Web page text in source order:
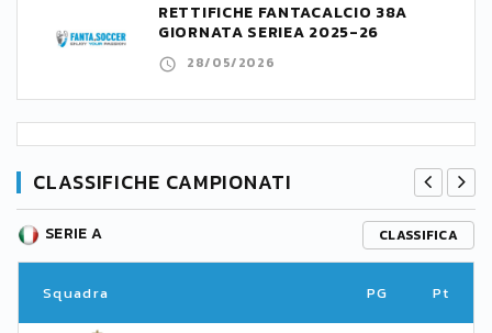
RETTIFICHE FANTACALCIO 38A
GIORNATA SERIEA 2025-26
28/05/2026
CLASSIFICHE CAMPIONATI
SERIE A CLASSIFICA
Squadra PG Pt